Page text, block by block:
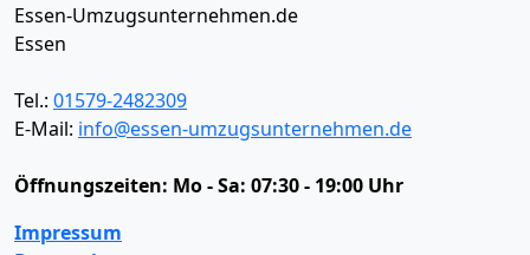
Essen-Umzugsunternehmen.de
Essen
Tel.: 01579-2482309
E-Mail: info@essen-umzugsunternehmen.de
Öffnungszeiten: Mo - Sa: 07:30 - 19:00 Uhr
Impressum